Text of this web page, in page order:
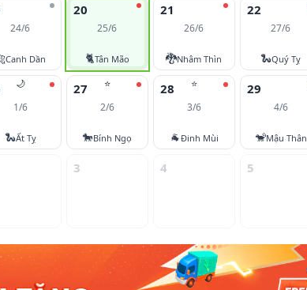
24/6
Canh Dần
20
25/6
🐈Tân Mão
21
26/6
🐉Nhâm Thìn
22
27/6
🐍Quý Tỵ
🌙
1/6
🐍Ất Tỵ
⭐
27
2/6
🐎Bính Ngọ
⭐
28
3/6
🐐Đinh Mùi
29
4/6
🐒Mậu Thân
3 4 5